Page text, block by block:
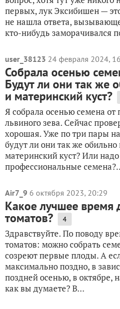
первых, лук Эксибишен —
не нашла ответа,
кто-нибудь заморачивался
user_38123 24 февраля 2024,
Собрала осенью
Будут ли они так же
и материнский куст?
Я собрала осенью семена от
львиного зева. Сейчас
хорошая. Уже по три пары
будут ли они так же обильно
материнский куст? Или надо
профессиональные
Air7_9 6 октября 2023, 20:29
Какое лучшее время
томатов? 4
Здравствуйте. По поводу
томатов: можно собрать
созреют первые плоды. А
максимально поздно, в
поздней осенью, в октябре,
как вы думаете? В...